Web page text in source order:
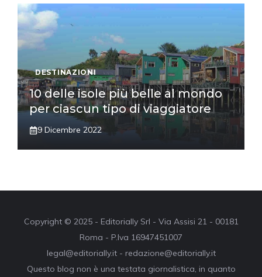
DESTINAZIONI
10 delle isole più belle al mondo
per ciascun tipo di viaggiatore
9 Dicembre 2022
Copyright © 2025 - Editorially Srl - Via Assisi 21 - 00181
Roma - P.Iva 16947451007
legal@editorially.it - redazione@editorially.it
Questo blog non è una testata giornalistica, in quanto